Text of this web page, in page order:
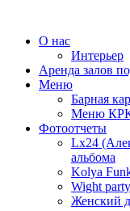
О нас
Интерьер
Аренда залов
Меню
Барная
Меню
Фотоотчеты
Lx24
альбома
Kolya
Wight party
Женский